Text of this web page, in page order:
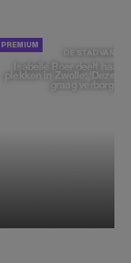
DE STAD VAN
Isabelle Boer deelt haar
plekken in Zwolle: 'Deze
graag verborgen'